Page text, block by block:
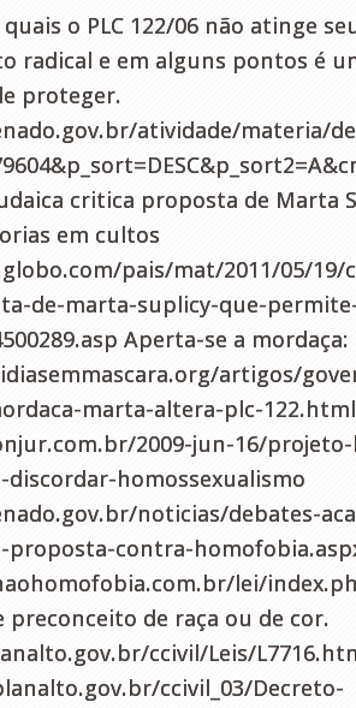
o PLC 122/06 não atinge
radical e em alguns pontos é
proteger.
atividade/materia/
critica proposta de Marta
em cultos
pais/mat/2011/05/19/
de-marta-suplicy-que-
Aperta-se a
artigos/
marta-altera-plc-122.html
2009-jun-16/
homossexualismo
noticias/debates-
proposta-contra-
lei/
preconceito de raça ou de cor.
ccivil/Leis/
ccivil_03/Decreto-